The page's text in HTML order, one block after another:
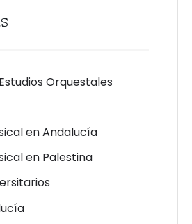
Orquestales
en Andalucía
en Palestina